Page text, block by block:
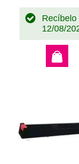
Recíbelo
12/08/